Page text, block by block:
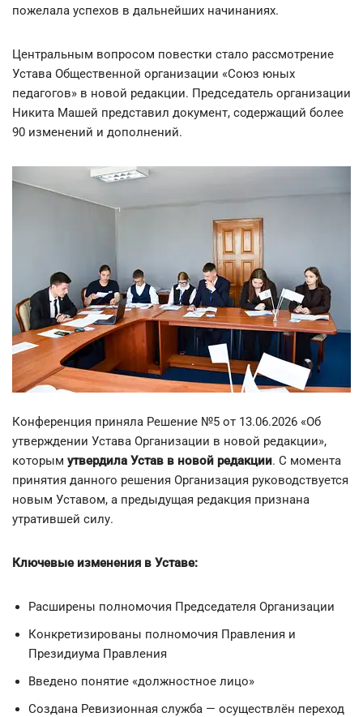
пожелала успехов в дальнейших начинаниях.
Центральным вопросом повестки стало рассмотрение
Устава Общественной организации «Союз юных
педагогов» в новой редакции. Председатель организации
Никита Машей представил документ, содержащий более
90 изменений и дополнений.
Конференция приняла Решение №5 от 13.06.2026 «Об
утверждении Устава Организации в новой редакции»,
которым утвердила Устав в новой редакции. С момента
принятия данного решения Организация руководствуется
новым Уставом, а предыдущая редакция признана
утратившей силу.
Ключевые изменения в Уставе:
Расширены полномочия Председателя Организации
Конкретизированы полномочия Правления и
Президиума Правления
Введено понятие «должностное лицо»
Создана Ревизионная служба — осуществлён переход